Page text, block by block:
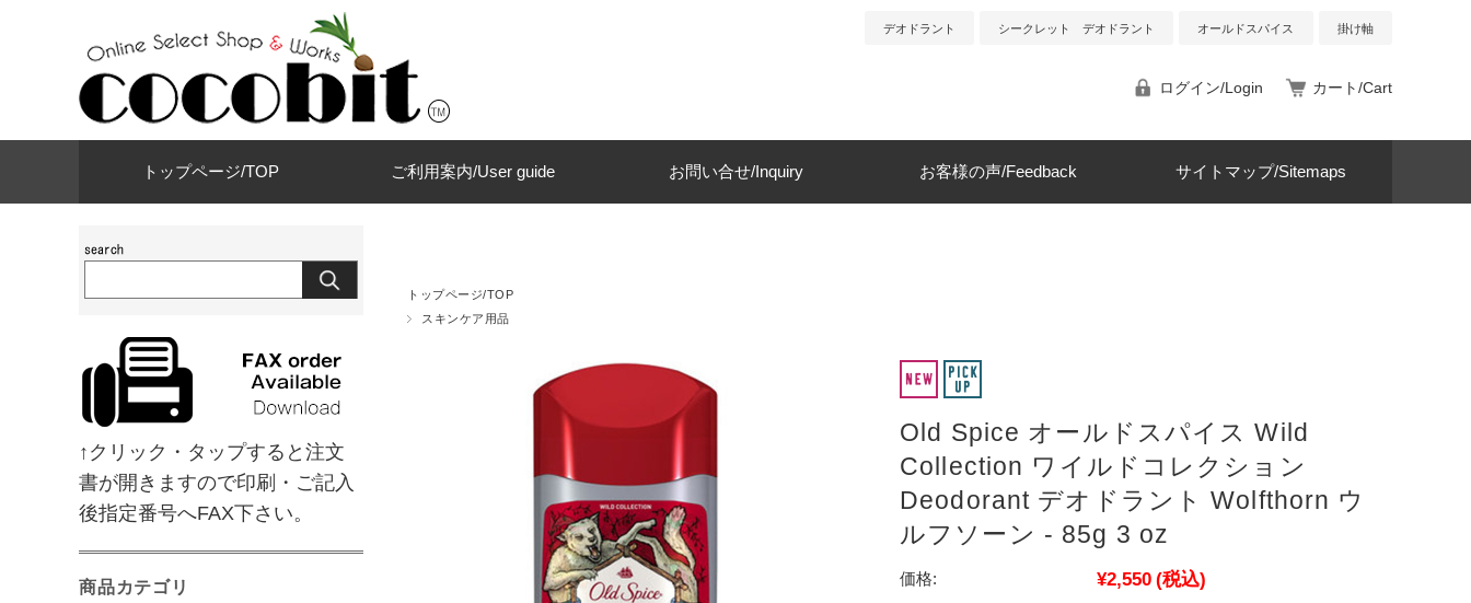
デオドラント シークレット デオドラント オールドスパイス 掛け軸
ログイン/Login カート/Cart
トップページ/TOP ご利用案内/User guide お問い合せ/Inquiry お客様の声/Feedback サイトマップ/Sitemaps
トップページ/TOP
スキンケア用品
Old Spice オールドスパイス Wild
Collection ワイルドコレクション
Deodorant デオドラント Wolfthorn ウ
ルフソーン - 85g 3 oz
価格: ¥2,550 (税込)
↑クリック・タップすると注文
書が開きますので印刷・ご記入
後指定番号へFAX下さい。
商品カテゴリ